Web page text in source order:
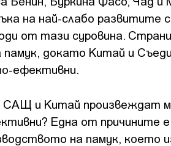
на най-слабо
от тази суровина.
памук, докато Китай и
ефективни.
и Китай произвеждат
Една от причините
на памук, което